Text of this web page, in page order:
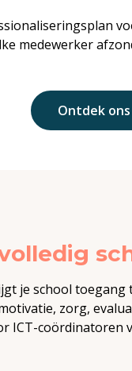
medewerker
Ontdek
je school toegang
zorg,
ICT-coördinatoren